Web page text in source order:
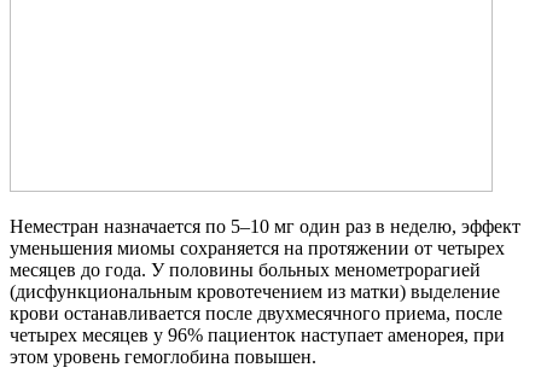
Неместран назначается по 5–10 мг один раз в неделю, эффект
уменьшения миомы сохраняется на протяжении от четырех
месяцев до года. У половины больных менометрорагией
(дисфункциональным кровотечением из матки) выделение
крови останавливается после двухмесячного приема, после
четырех месяцев у 96% пациенток наступает аменорея, при
этом уровень гемоглобина повышен.